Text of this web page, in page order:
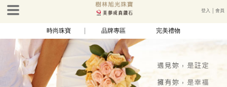
登入 │會員
時尚珠寶 品牌專區 完美禮物